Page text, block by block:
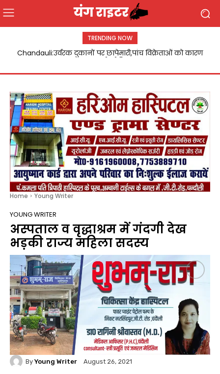
TRENDING NOW
Chandauli:उर्वरक दुकानों पर छापेमारी,पांच विक्रेताओं को कारण
पीजी कॉलेज में सड़क सुरक्षा कार्यशाला आयोजित,विद्यार्थियों को दिए
Home Young Writer
YOUNG WRITER
अस्पताल व वृद्धाश्रम में गंदगी देख
भड़की राज्य महिला सदस्य
By Young Writer August 26, 2021